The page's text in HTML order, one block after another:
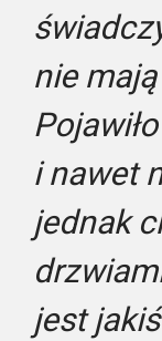
nie
i nawet
jednak
jest